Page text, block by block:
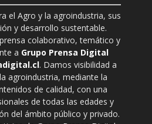
el Agro y la agroindustria, sus
y desarrollo sustentable.
colaborativo, temático y
a Grupo Prensa Digital
. Damos visibilidad a
agroindustria, mediante la
de calidad, con una
de todas las edades y
del ámbito público y privado.